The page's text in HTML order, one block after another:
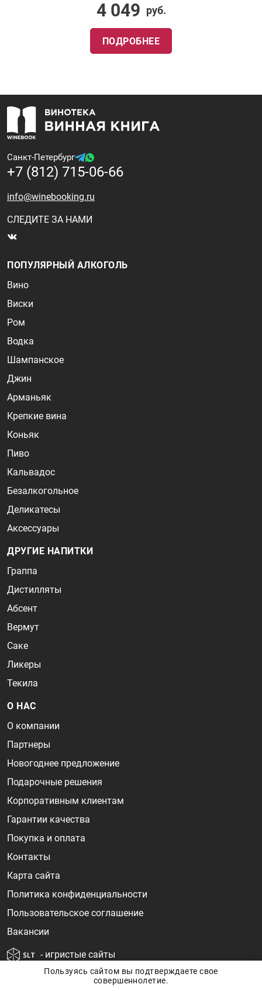
4 049 руб.
ПОДРОБНЕЕ
Санкт-Петербург
+7 (812) 715-06-66
info@winebooking.ru
СЛЕДИТЕ ЗА НАМИ
ПОПУЛЯРНЫЙ АЛКОГОЛЬ
Вино
Виски
Ром
Водка
Шампанское
Джин
Арманьяк
Крепкие вина
Коньяк
Пиво
Кальвадос
Безалкогольное
Деликатесы
Аксессуары
ДРУГИЕ НАПИТКИ
Граппа
Дистилляты
Абсент
Вермут
Саке
Ликеры
Текила
О НАС
О компании
Партнеры
Новогоднее предложение
Подарочные решения
Корпоративным клиентам
Гарантии качества
Покупка и оплата
Контакты
Карта сайта
Политика конфиденциальности
Пользовательское соглашение
Вакансии
- игристые сайты
Пользуясь сайтом вы подтверждаете свое
совершеннолетие.